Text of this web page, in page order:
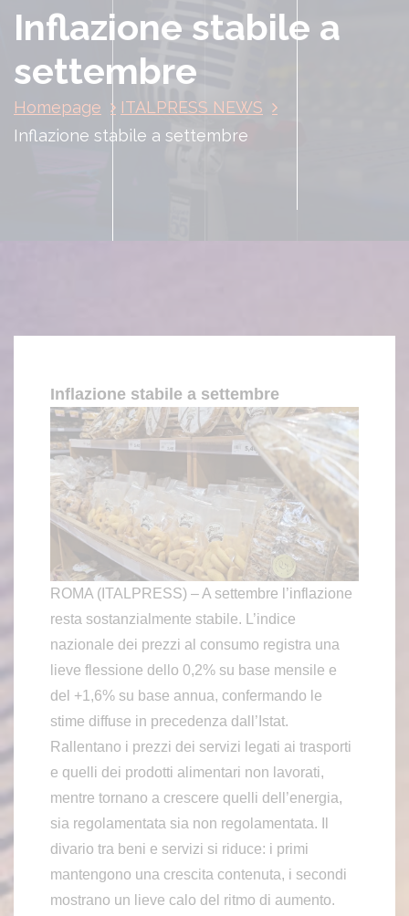
Inflazione stabile a
settembre
Homepage
ITALPRESS NEWS
Inflazione stabile a settembre
Inflazione stabile a settembre
ROMA (ITALPRESS) – A settembre l’inflazione
resta sostanzialmente stabile. L’indice
nazionale dei prezzi al consumo registra una
lieve flessione dello 0,2% su base mensile e
del +1,6% su base annua, confermando le
stime diffuse in precedenza dall’Istat.
Rallentano i prezzi dei servizi legati ai trasporti
e quelli dei prodotti alimentari non lavorati,
mentre tornano a crescere quelli dell’energia,
sia regolamentata sia non regolamentata. Il
divario tra beni e servizi si riduce: i primi
mantengono una crescita contenuta, i secondi
mostrano un lieve calo del ritmo di aumento.